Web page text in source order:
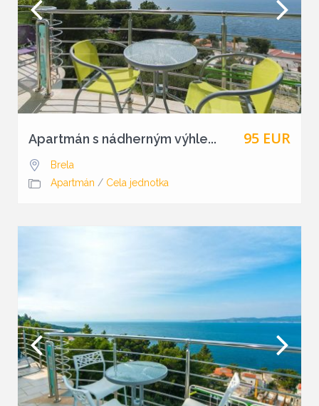
95 EUR
Apartmán s nádherným výhle...
Brela
Apartmán / Cela jednotka